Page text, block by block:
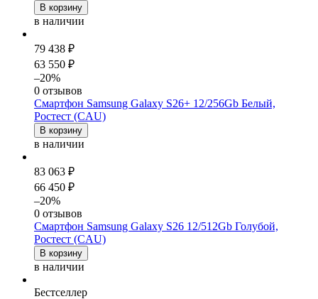
В корзину
в наличии
79 438 ₽
63 550 ₽
–20%
0 отзывов
Смартфон Samsung Galaxy S26+ 12/256Gb Белый,
Ростест (CAU)
В корзину
в наличии
83 063 ₽
66 450 ₽
–20%
0 отзывов
Смартфон Samsung Galaxy S26 12/512Gb Голубой,
Ростест (CAU)
В корзину
в наличии
Бестселлер